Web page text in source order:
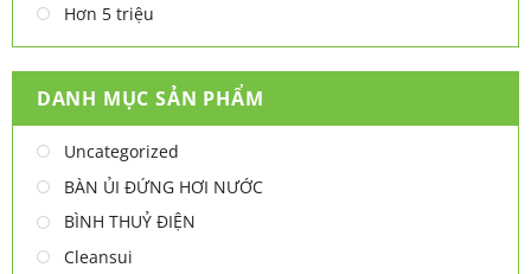
Hơn 5 triệu
DANH MỤC SẢN PHẨM
Uncategorized
BÀN ỦI ĐỨNG HƠI NƯỚC
BÌNH THUỶ ĐIỆN
Cleansui